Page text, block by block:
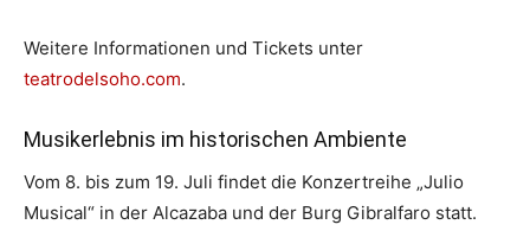
Weitere Informationen und Tickets unter
teatrodelsoho.com.
Musikerlebnis im historischen Ambiente
Vom 8. bis zum 19. Juli findet die Konzertreihe „Julio
Musical“ in der Alcazaba und der Burg Gibralfaro statt.